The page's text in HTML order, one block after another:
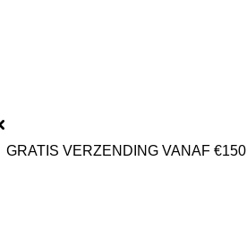
GRATIS VERZENDING VANAF €150